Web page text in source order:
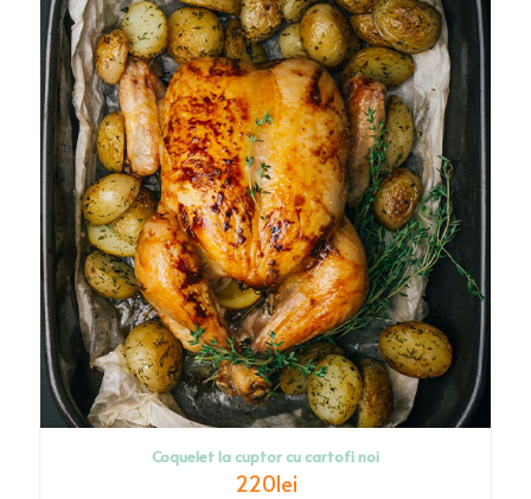
Coquelet la cuptor cu cartofi noi
220lei